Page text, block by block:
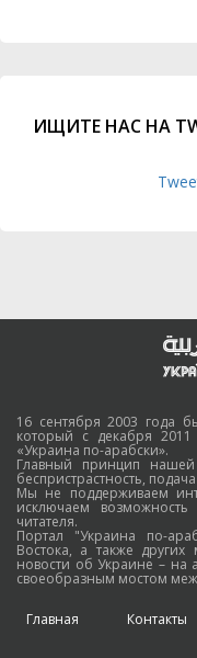
ИЩИТЕ НАС НА
16 сентября 2003 года
который с декабря
«Украина по-арабски».
Главный принцип
беспристрастность,
Мы не поддерживаем
исключаем
читателя.
Портал "Украина по-
Востока, а также других
новости об Украине – на
своеобразным мостом
Главная Контакты